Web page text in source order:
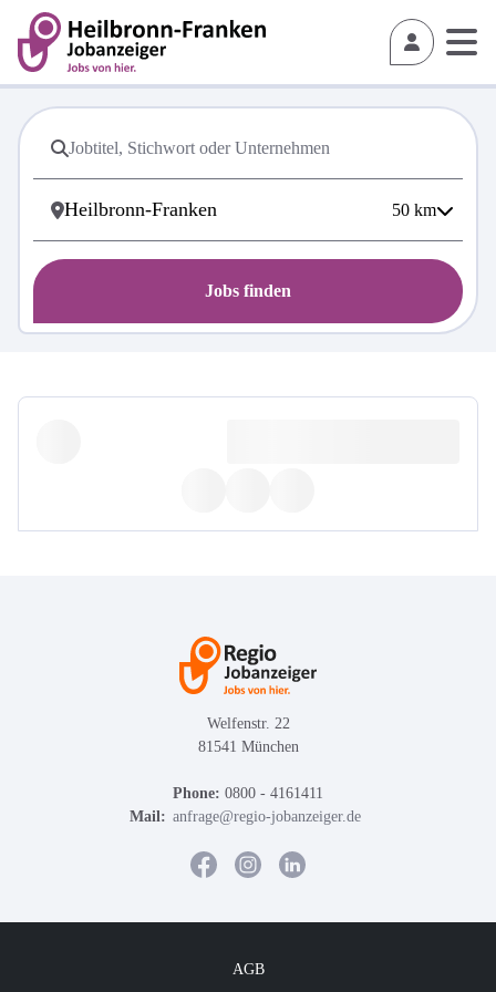
50 km
Jobs finden
Welfenstr. 22
81541 München
Phone: 0800 - 4161411
Mail: anfrage@regio-jobanzeiger.de
AGB